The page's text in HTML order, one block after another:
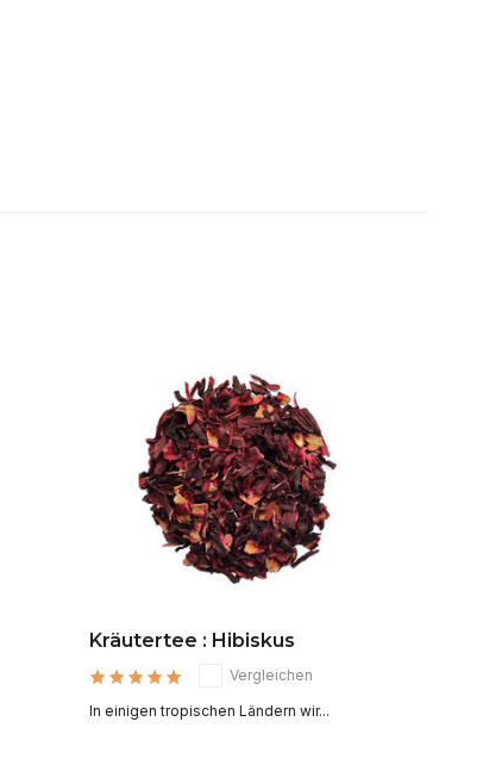
Kräutertee : Hibiskus
Vergleichen
In einigen tropischen Ländern wir...